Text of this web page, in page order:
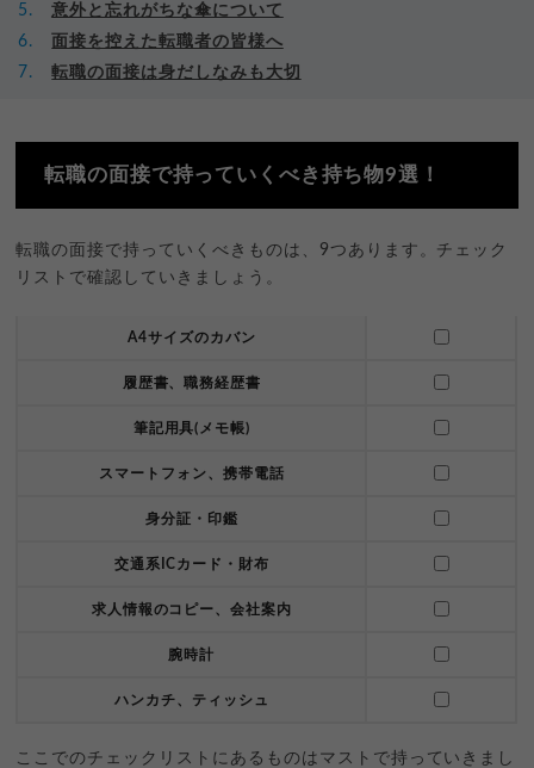
意外と忘れがちな傘について
面接を控えた転職者の皆様へ
転職の面接は身だしなみも大切
転職の面接で持っていくべき持ち物9選！
転職の面接で持っていくべきものは、9つあります。チェック
リストで確認していきましょう。
A4サイズのカバン
履歴書、職務経歴書
筆記用具(メモ帳)
スマートフォン、携帯電話
身分証・印鑑
交通系ICカード・財布
求人情報のコピー、会社案内
腕時計
ハンカチ、ティッシュ
ここでのチェックリストにあるものはマストで持っていきまし